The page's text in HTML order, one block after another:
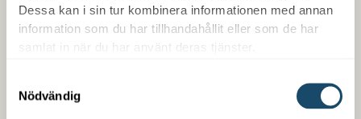
Dessa kan i sin tur kombinera informationen med annan
information som du har tillhandahållit eller som de har
samlat in när du har använt deras tjänster.
Nödvändig
Trygg med Enwell
Som kund hos oss får du en samlad kontakt med
trygg snabb service. Vi är enkla att arbeta med,